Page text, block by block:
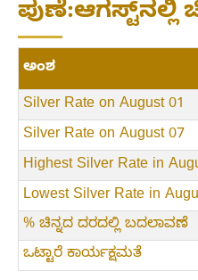
ಪುಣೆ:ಆಗಸ್ಟ್‌ನಲ್ಲಿ
ಅಂಶ
Silver Rate on August 01
Silver Rate on August 07
Highest Silver Rate in
Lowest Silver Rate in
% ಚಿನ್ನದ ದರದಲ್ಲಿ ಬದಲಾವಣೆ
ಒಟ್ಟಾರೆ ಕಾರ್ಯಕ್ಷಮತೆ